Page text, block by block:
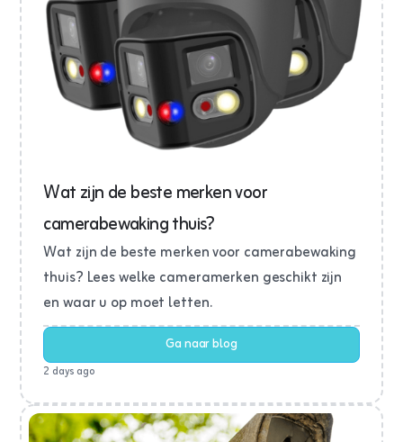
Wat zijn de beste merken voor
camerabewaking thuis?
Wat zijn de beste merken voor camerabewaking
thuis? Lees welke cameramerken geschikt zijn
en waar u op moet letten.
Ga naar blog
2 days ago